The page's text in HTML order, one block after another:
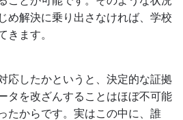
め解決に乗り出さなければ、学校
きます。
応したかというと、決定的な証拠
タを改ざんすることはほぼ不可能
たからです。実はこの中に、誰